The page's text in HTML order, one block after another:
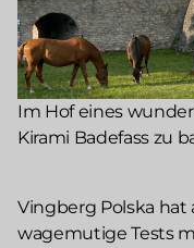
Im Hof eines
Kirami Badefass zu
Vingberg Polska
wagemutige Tests